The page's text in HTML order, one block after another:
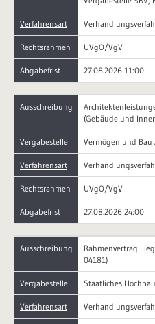
Verfahrensart
Rechtsrahmen UVgO/VgV
Abgabefrist 27.08.2026 11:00
Ausschreibung
(Gebäude und
Vergabestelle Vermögen und Bau
Verfahrensart
Rechtsrahmen UVgO/VgV
Abgabefrist 27.08.2026 24:00
Ausschreibung
Rahmenvertrag
04181)
Vergabestelle Staatliches
Verfahrensart